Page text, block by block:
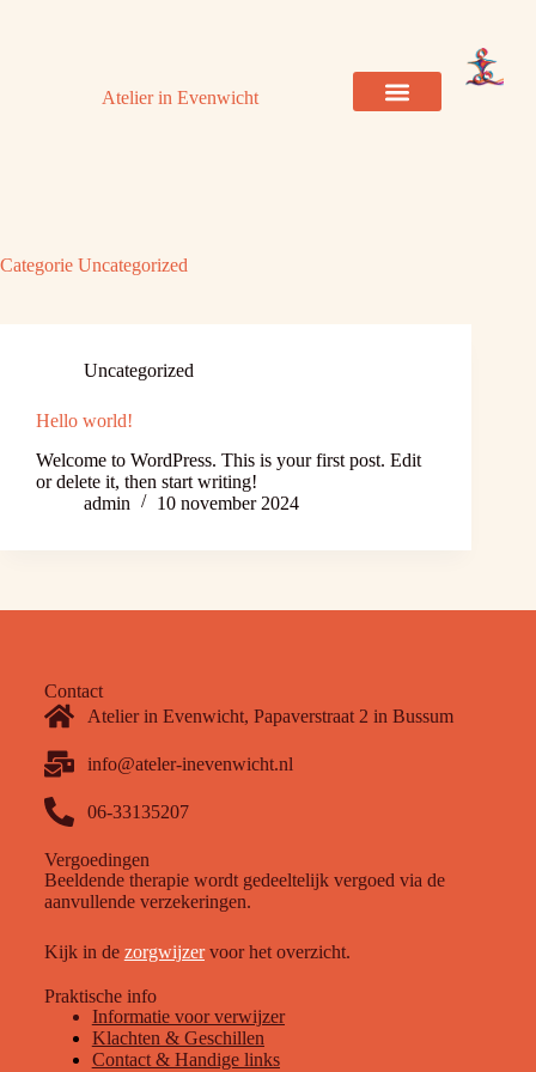
Atelier in Evenwicht
Categorie Uncategorized
Uncategorized
Hello world!
Welcome to WordPress. This is your first post. Edit
or delete it, then start writing!
admin
10 november 2024
Contact
Atelier in Evenwicht, Papaverstraat 2 in Bussum
info@ateler-inevenwicht.nl
06-33135207
Vergoedingen
Beeldende therapie wordt gedeeltelijk vergoed via de
aanvullende verzekeringen.
Kijk in de zorgwijzervoor het overzicht.
Praktische info
Informatie voor verwijzer
Klachten & Geschillen
Contact& Handige links